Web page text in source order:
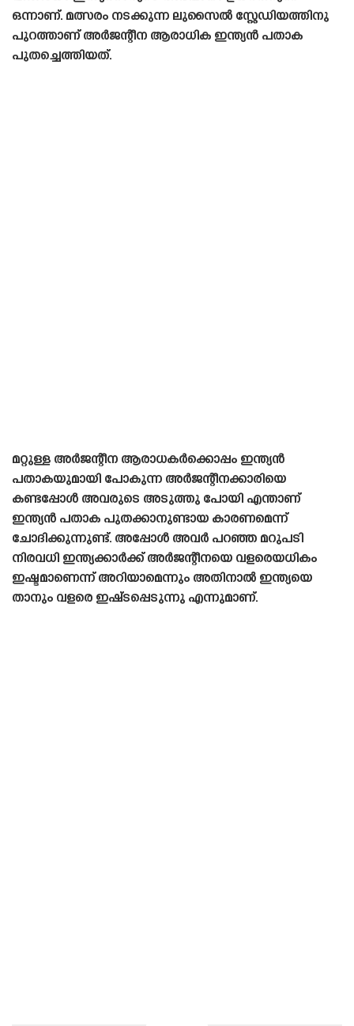
ഒന്നാണ്. മത്സരം നടക്കുന്ന ലുസൈൽ സ്റ്റേഡിയത്തിനു
പുറത്താണ് അർജന്റീന ആരാധിക ഇന്ത്യൻ പതാക
പുതച്ചെത്തിയത്.
മറ്റുള്ള അർജന്റീന ആരാധകർക്കൊപ്പം ഇന്ത്യൻ
പതാകയുമായി പോകുന്ന അർജന്റീനക്കാരിയെ
കണ്ടപ്പോൾ അവരുടെ അടുത്തു പോയി എന്താണ്
ഇന്ത്യൻ പതാക പുതക്കാനുണ്ടായ കാരണമെന്ന്
ചോദിക്കുന്നുണ്ട്. അപ്പോൾ അവർ പറഞ്ഞ മറുപടി
നിരവധി ഇന്ത്യക്കാർക്ക് അർജന്റീനയെ വളരെയധികം
ഇഷ്ടമാണെന്ന് അറിയാമെന്നും അതിനാൽ ഇന്ത്യയെ
താനും വളരെ ഇഷ്‌ടപ്പെടുന്നു എന്നുമാണ്.